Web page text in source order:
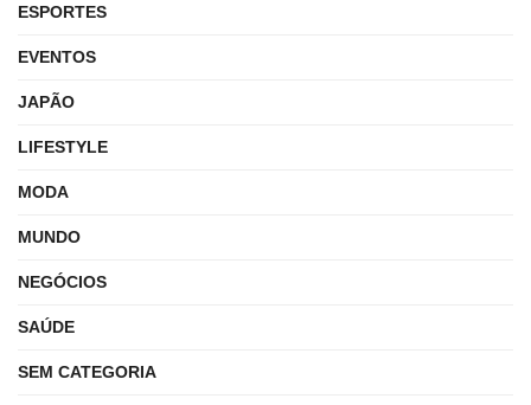
ESPORTES
EVENTOS
JAPÃO
LIFESTYLE
MODA
MUNDO
NEGÓCIOS
SAÚDE
SEM CATEGORIA